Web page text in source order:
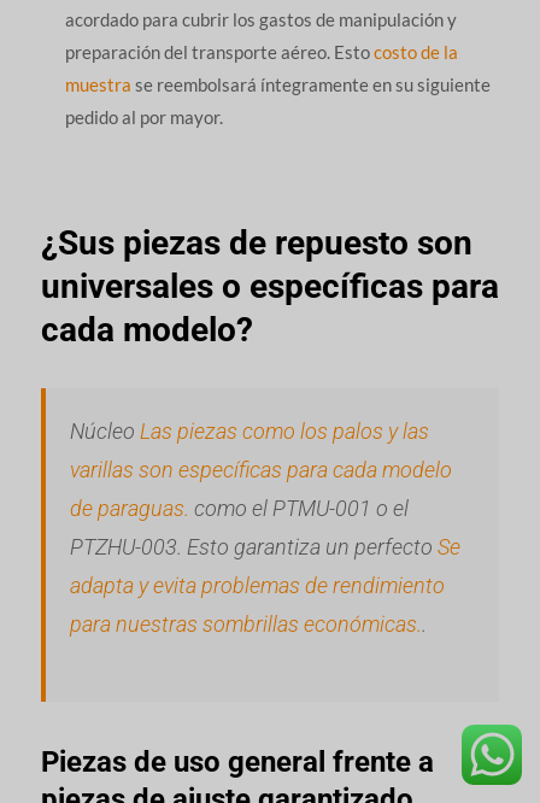
acordado para cubrir los gastos de manipulación y
preparación del transporte aéreo. Estocosto de la
muestra se reembolsará íntegramente en su siguiente
pedido al por mayor.
¿Sus piezas de repuesto son
universales o específicas para
cada modelo?
Núcleo Las piezas como los palos y las
varillas son específicas para cada modelo
de paraguas. como el PTMU-001 o el
PTZHU-003. Esto garantiza un perfecto Se
adapta y evita problemas de rendimiento
para nuestras sombrillas económicas..
Piezas de uso general frente a